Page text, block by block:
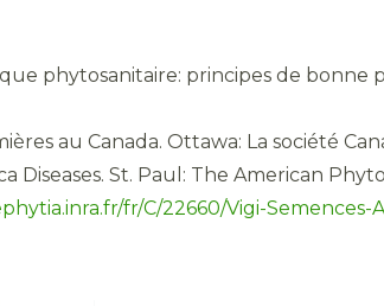
phytosanitaire: principes de
au Canada. Ottawa: La société
Diseases. St. Paul: The American
fr/C/22660/Vigi-Semences-